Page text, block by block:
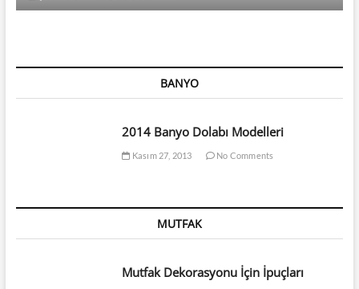
BANYO
2014 Banyo Dolabı Modelleri
Kasım 27, 2013 No Comments
MUTFAK
Mutfak Dekorasyonu İçin İpuçları